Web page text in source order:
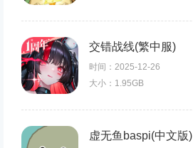
交错战线(繁中服)
时间：2025-12-26
大小：1.95GB
虚无鱼baspi(中文版)